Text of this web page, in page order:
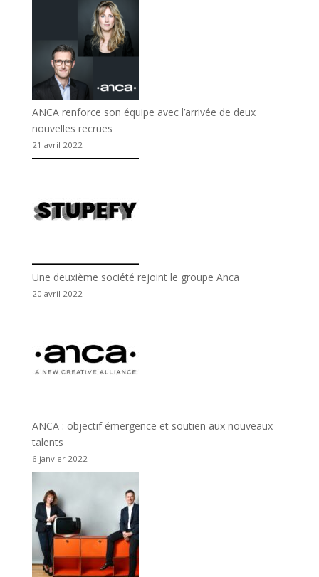
ANCA renforce son équipe avec l’arrivée de deux
nouvelles recrues
21 avril 2022
Une deuxième société rejoint le groupe Anca
20 avril 2022
ANCA : objectif émergence et soutien aux nouveaux
talents
6 janvier 2022